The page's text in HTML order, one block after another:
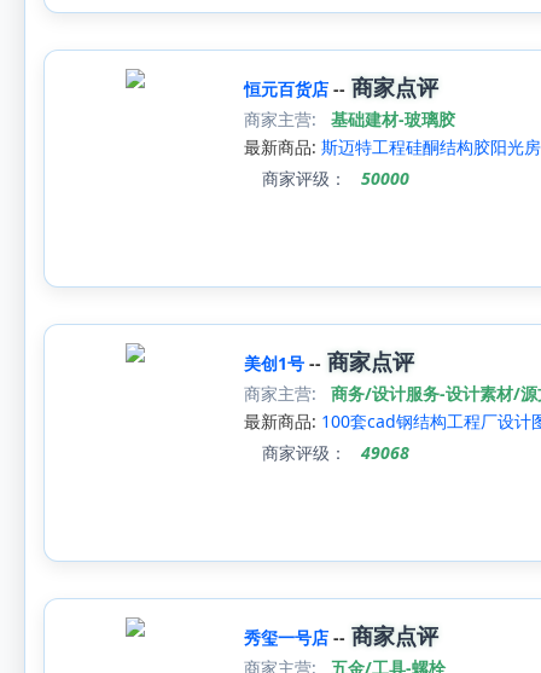
恒元百货店 -- 商家点评
商家主营:
基础建材-玻璃胶
最新商品: 斯迈特工程硅酮结构胶阳光
商家评级：
50000
美创1号 -- 商家点评
商家主营:
商务/设计服务-设计素材/源
最新商品: 100套cad钢结构工程厂设计
商家评级：
49068
秀玺一号店 -- 商家点评
商家主营:
五金/工具-螺栓